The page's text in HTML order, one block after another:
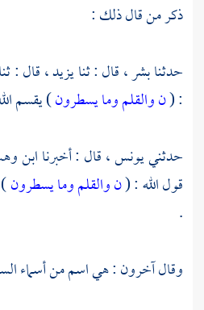
ذكر من قال ذلك :
حدثنابشر ،قال : ثنايزيد ،قال : ثنا
: (ن والقلم وما يسطرون) يقسم
حدثنييونس ،قال : أخبرناابن
قول الله : (ن والقلم وما يسطرون
.
وقال آخرون : هي اسم من أسماء